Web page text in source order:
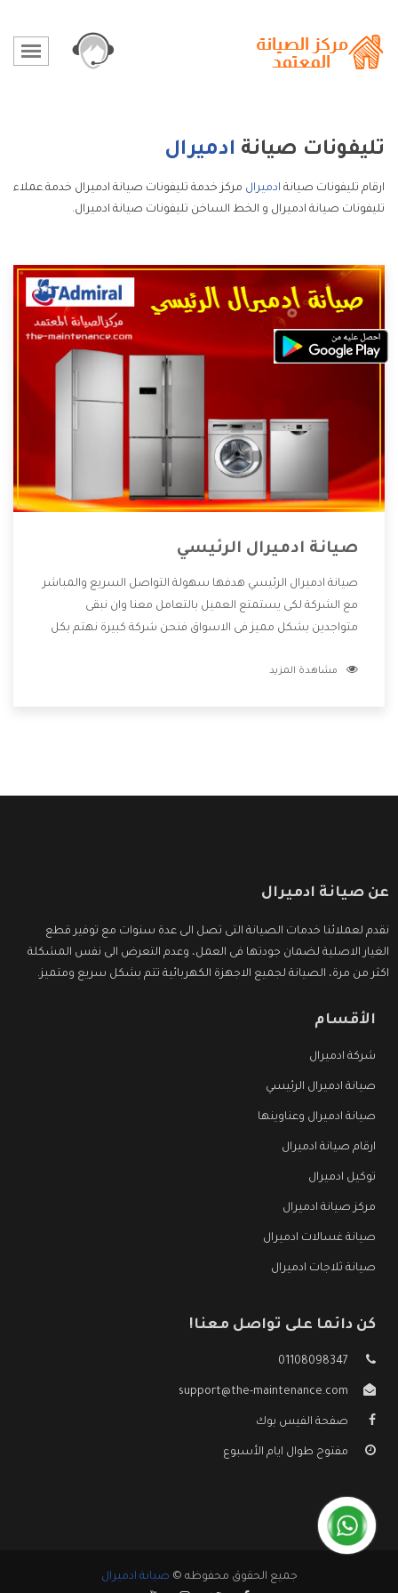
تليفونات صيانة ادميرال
ارقام تليفونات صيانة ادميرال مركز خدمة تليفونات صيانة ادميرال خدمة عملاء
تليفونات صيانة ادميرال و الخط الساخن تليفونات صيانة ادميرال.
صيانة ادميرال الرئيسي
صيانة ادميرال الرئيسي هدفها سهولة التواصل السريع والمباشر
مع الشركة لكى يستمتع العميل بالتعامل معنا وان نبقى
متواجدين بشكل مميز فى الاسواق فنحن شركة كبيرة نهتم بكل
الشركة بها والتى تكون منها خدمة الصيانة التى تكون من أهم
مشاهدة المزيد
عن صيانة ادميرال
نقدم لعملائنا خدمات الصيانة التى تصل الى عدة سنوات مع توفير قطع
الغيار الاصلية لضمان جودتها فى العمل، وعدم التعرض الى نفس المشكلة
اكثر من مرة، الصيانة لجميع الاجهزة الكهربائية تتم بشكل سريع ومتميز.
الأقسام
شركة ادميرال
صيانة ادميرال الرئيسي
صيانة ادميرال وعناوينها
ارقام صيانة ادميرال
توكيل ادميرال
مركز صيانة ادميرال
صيانة غسالات ادميرال
صيانة ثلاجات ادميرال
كن دائما على تواصل معنا!
01108098347
support@the-maintenance.com
صفحة الفيس بوك
مفتوح طوال ايام الأسبوع
جميع الحقوق محفوظه © صيانة ادميرال